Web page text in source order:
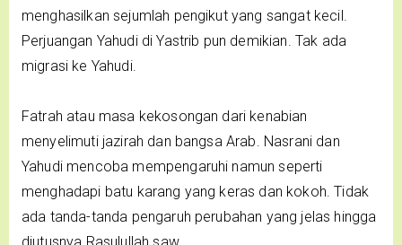
menghasilkan sejumlah pengikut yang sangat kecil.
Perjuangan Yahudi di Yastrib pun demikian. Tak ada
migrasi ke Yahudi.
Fatrah atau masa kekosongan dari kenabian
menyelimuti jazirah dan bangsa Arab. Nasrani dan
Yahudi mencoba mempengaruhi namun seperti
menghadapi batu karang yang keras dan kokoh. Tidak
ada tanda-tanda pengaruh perubahan yang jelas hingga